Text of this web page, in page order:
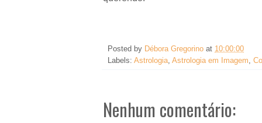
Posted by Débora Gregorino at 10:00:00
Labels: Astrologia Astrologia em Imagem
Nenhum comentário: